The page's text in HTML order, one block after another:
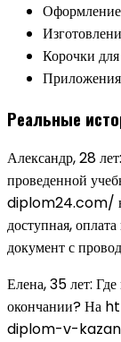
Оформление
Корочки
Приложения
Реальные
Александр, 28
проведенной
diplom24.com/
доступная,
документ с
Елена, 35 лет:
окончании?
diplom-v-kazani